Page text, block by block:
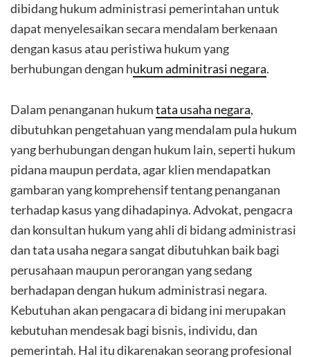
dibidang hukum administrasi pemerintahan untuk
dapat menyelesaikan secara mendalam berkenaan
dengan kasus atau peristiwa hukum yang
berhubungan dengan hukum adminitrasi negara.
Dalam penanganan hukumtata usaha negara,
dibutuhkan pengetahuan yang mendalam pula hukum
yang berhubungan dengan hukum lain, seperti hukum
pidana maupun perdata, agar klien mendapatkan
gambaran yang komprehensif tentang penanganan
terhadap kasus yang dihadapinya. Advokat, pengacra
dan konsultan hukum yang ahli di bidang administrasi
dan tata usaha negara sangat dibutuhkan baik bagi
perusahaan maupun perorangan yang sedang
berhadapan dengan hukum administrasi negara.
Kebutuhan akan pengacara di bidang ini merupakan
kebutuhan mendesak bagi bisnis, individu, dan
pemerintah. Hal itu dikarenakan seorang profesional